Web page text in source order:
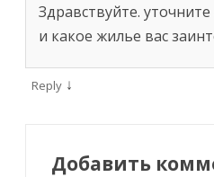
Здравствуйте.
и какое жилье вас
Reply ↓
Добавить